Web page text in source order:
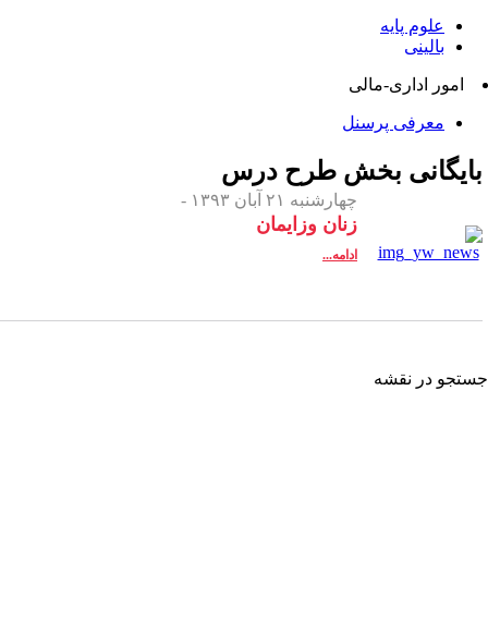
علوم پایه
بالینی
امور اداری-مالی
معرفی پرسنل
بخشطرح درس
چهارشنبه ۲۱ آبان ۱۳۹۳ -
زنان وزایمان
ادامه...
در نقشه